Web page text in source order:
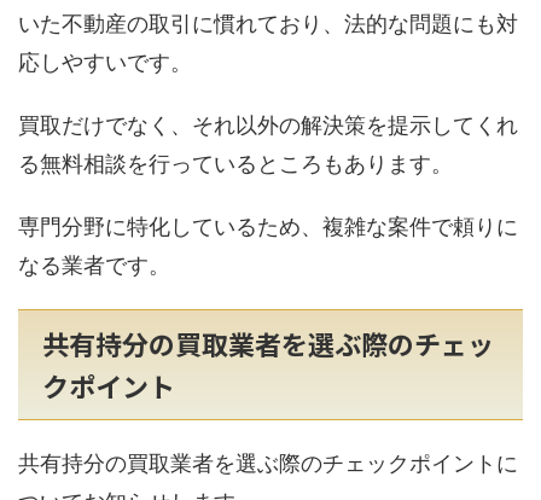
いた不動産の取引に慣れており、法的な問題にも対
応しやすいです。
買取だけでなく、それ以外の解決策を提示してくれ
る無料相談を行っているところもあります。
専門分野に特化しているため、複雑な案件で頼りに
なる業者です。
共有持分の買取業者を選ぶ際のチェッ
クポイント
共有持分の買取業者を選ぶ際のチェックポイントに